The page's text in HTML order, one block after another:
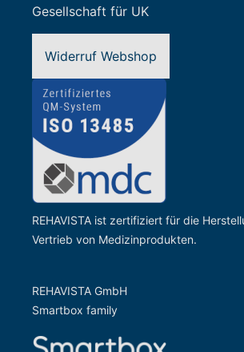
Gesellschaft für UK
Widerruf Webshop
REHAVISTA ist zertifiziert für die
Vertrieb von Medizinprodukten.
REHAVISTA GmbH
Smartbox family